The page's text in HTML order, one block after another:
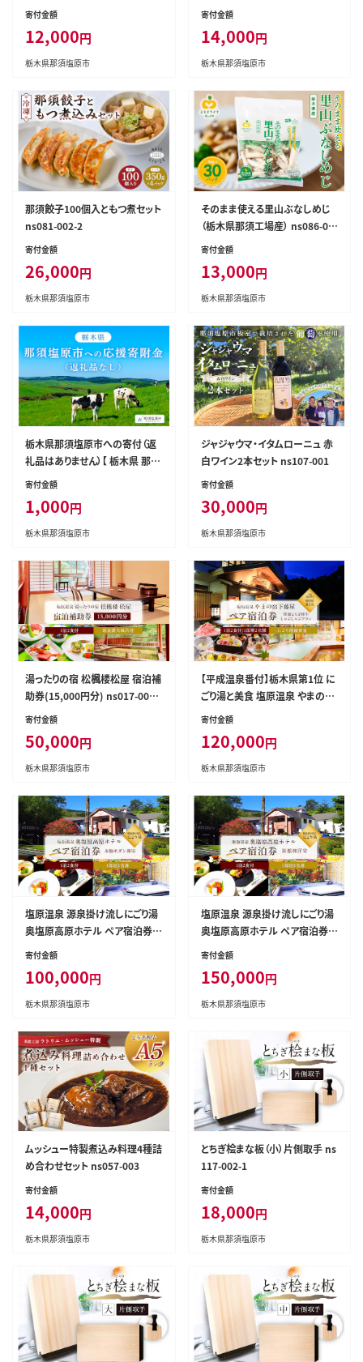
1-3
寄付金額
12,000円
栃木県那須塩原市
5枚 SD-WJ45-B ns097-003
寄付金額
14,000円
栃木県那須塩原市
那須餃子100個入ともつ煮セット
ns081-002-2
寄付金額
26,000円
栃木県那須塩原市
そのまま使える里山ぶなしめじ
（栃木県那須工場産） ns086-00
1
寄付金額
13,000円
栃木県那須塩原市
栃木県那須塩原市への寄付（返
礼品はありません）【 栃木県 那須
塩原市 】 ns056-002
寄付金額
1,000円
栃木県那須塩原市
ジャジャウマ・イタムローニュ 赤
白ワイン2本セット ns107-001
寄付金額
30,000円
栃木県那須塩原市
湯ったりの宿 松楓楼松屋 宿泊補
助券(15,000円分) ns017-002-
15000
寄付金額
50,000円
栃木県那須塩原市
【平成温泉番付】栃木県第1位 に
ごり湯と美食 塩原温泉 やまの宿
下藤屋 特選とちぎ和牛しゃぶし
泊利用券(1泊2食付き) 36,000
円券【 旅行 体験・チケット 栃木
寄付金額
120,000円
栃木県那須塩原市
塩原温泉 源泉掛け流しにごり湯
奥塩原高原ホテル ペア宿泊券
本館モダン和室（１泊２食付） ns
016-001
寄付金額
100,000円
栃木県那須塩原市
塩原温泉 源泉掛け流しにごり湯
奥塩原高原ホテル ペア宿泊券
新館和洋室 （１泊２食付） ns016
寄付金額
150,000円
栃木県那須塩原市
ムッシュー特製煮込み料理4種詰
め合わせセット ns057-003
寄付金額
14,000円
栃木県那須塩原市
とちぎ桧まな板（小）片側取手 ns
117-002-1
寄付金額
18,000円
栃木県那須塩原市